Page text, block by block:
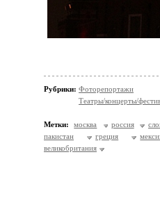
Рубрики: Фоторепортажи
Театры/концерты/
Метки: москва россия
пакистан
греция
великобритания